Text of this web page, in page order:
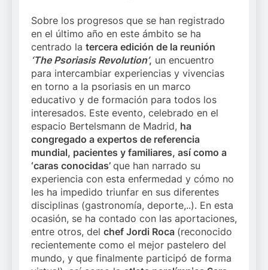
Sobre los progresos que se han registrado
en el último año en este ámbito se ha
centrado la tercera edición de la reunión
‘The Psoriasis Revolution’, un encuentro
para intercambiar experiencias y vivencias
en torno a la psoriasis en un marco
educativo y de formación para todos los
interesados. Este evento, celebrado en el
espacio Bertelsmann de Madrid, ha
congregado a expertos de referencia
mundial, pacientes y familiares, así como a
‘caras conocidas’ que han narrado su
experiencia con esta enfermedad y cómo no
les ha impedido triunfar en sus diferentes
disciplinas (gastronomía, deporte,..). En esta
ocasión, se ha contado con las aportaciones,
entre otros, del chef Jordi Roca (reconocido
recientemente como el mejor pastelero del
mundo, y que finalmente participó de forma